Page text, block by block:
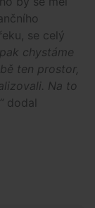
se celý
chystáme
ten prostor,
Na to
dodal